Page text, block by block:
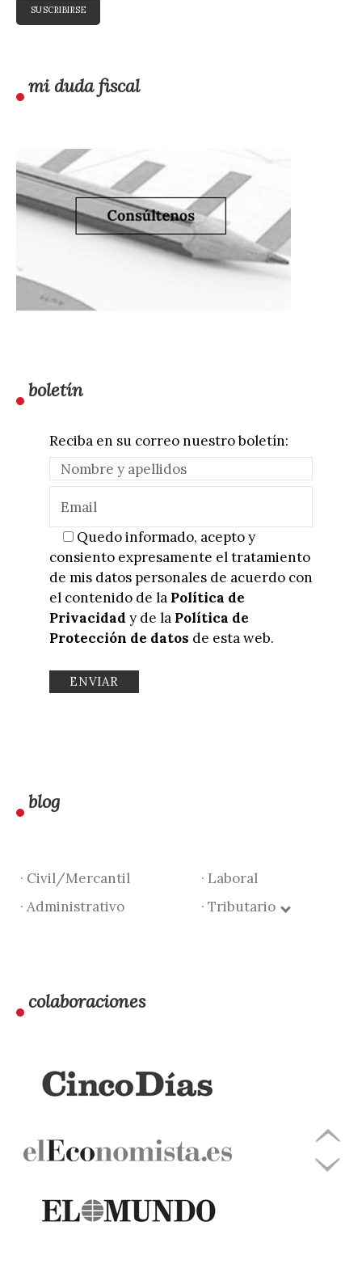
mi duda fiscal
boletín
Reciba en su correo nuestro boletín:
Quedo informado, acepto y
consiento expresamente el tratamiento
de mis datos personales de acuerdo con
el contenido de la Política de
Privacidad y de la Política de
Protección de datos de esta web.
blog
· Civil/Mercantil
· Laboral
· Administrativo
· Tributario
colaboraciones